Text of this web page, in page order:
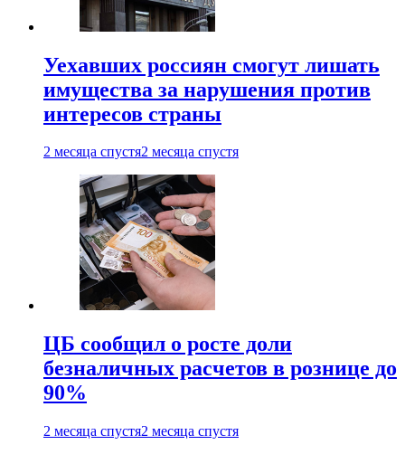
Уехавших россиян смогут лишать
имущества за нарушения против
интересов страны
2 месяца спустя2 месяца спустя
ЦБ сообщил о росте доли
безналичных расчетов в рознице до
90%
2 месяца спустя2 месяца спустя